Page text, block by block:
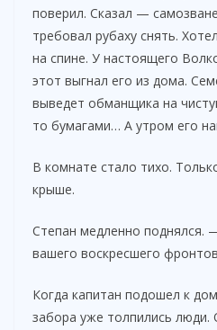
поверил. Сказал —
требовал рубаху снять.
на спине. У настоящего
этот выгнал его из дома.
выведет обманщика на
то бумагами… А утром его
В комнате стало тихо.
крыше.
Степан медленно поднялся.
вашего воскресшего
Когда капитан подошел к
забора уже толпились люди.